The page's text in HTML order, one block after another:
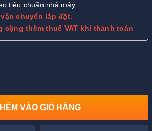
tiêu chuẩn nhà máy
chuyển lắp đặt.
cộng thêm thuế VAT khi thanh toán
VÀO GIỎ HÀNG